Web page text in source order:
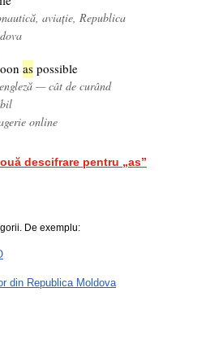
aviație, Republica
as possible
— cât de curând
online
descifrare pentru „as”
De exemplu:
din Republica Moldova